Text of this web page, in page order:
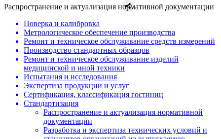
Распространение и актуализация нормативной документации
Поверка и калибровка
Метрологическое обеспечение производства
Ремонт и техническое обслуживание средств измерений
Производство стандартных образцов
Ремонт и техническое обслуживание изделий
медицинской и иной техники
Испытания и исследования
Экспертиза продукции и услуг
Сертификация, классификация гостиниц
Стандартизация
Распространение и актуализация нормативной
документации
Разработка и экспертиза технических условий и